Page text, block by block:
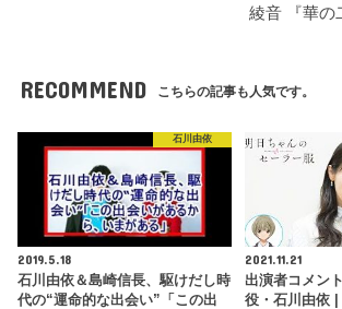
綾音 『華の
RECOMMEND こちらの記事も人気です。
石川由依
2019.5.18
石川由依＆島崎信長、駆けだし時
代の“運命的な出会い”「この出
2021.11.21
出演者コメン
役・石川由依 |